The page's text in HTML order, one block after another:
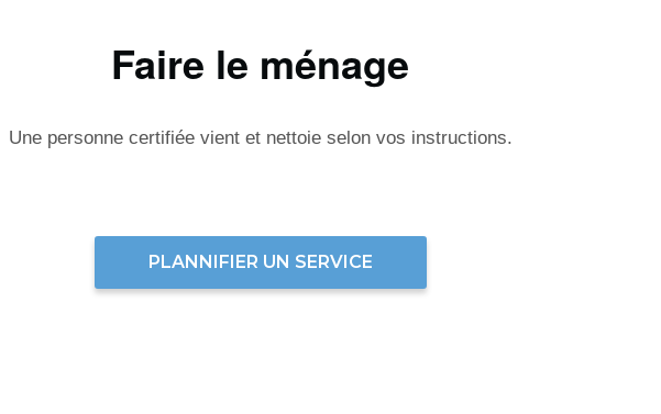
Faire le ménage
Une personne certifiée vient et nettoie selon vos instructions.
PLANNIFIER UN SERVICE